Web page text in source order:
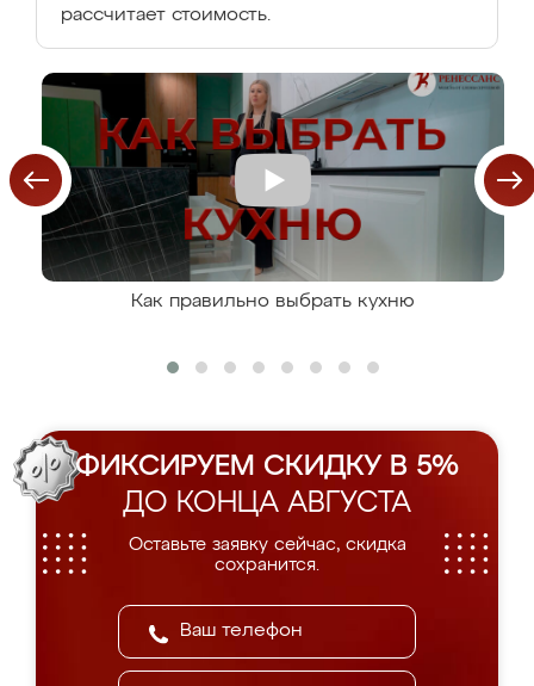
рассчитает стоимость.
Как правильно выбрать кухню
ФИКСИРУЕМ СКИДКУ В 5%
ДО КОНЦА АВГУСТА
Оставьте заявку сейчас, скидка
сохранится.